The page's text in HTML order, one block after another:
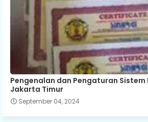
Pengenalan dan Pengaturan Sistem
Jakarta Timur
September 04, 2024